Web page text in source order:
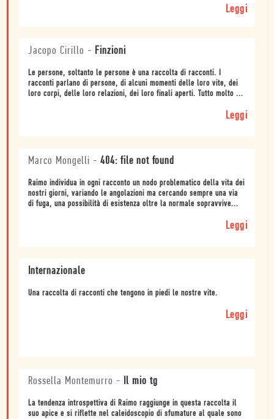
Leggi
Jacopo Cirillo - Finzioni
Le persone, soltanto le persone è una raccolta di racconti. I
racconti parlano di persone, di alcuni momenti delle loro vite, dei
loro corpi, delle loro relazioni, dei loro finali aperti. Tutto molto ...
Leggi
Marco Mongelli - 404: file not found
Raimo individua in ogni racconto un nodo problematico della vita dei
nostri giorni, variando le angolazioni ma cercando sempre una via
di fuga, una possibilità di esistenza oltre la normale sopravvive...
Leggi
Internazionale
Una raccolta di racconti che tengono in piedi le nostre vite.
Leggi
Rossella Montemurro - Il mio tg
La tendenza introspettiva di Raimo raggiunge in questa raccolta il
suo apice e si riflette nel caleidoscopio di sfumature al quale sono